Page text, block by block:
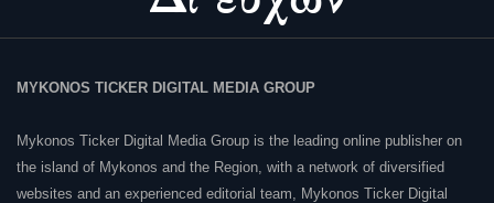
MYKONOS TICKER DIGITAL MEDIA GROUP
Mykonos Ticker Digital Media Group is the leading online publisher on
the island of Mykonos and the Region, with a network of diversified
websites and an experienced editorial team, Mykonos Ticker Digital